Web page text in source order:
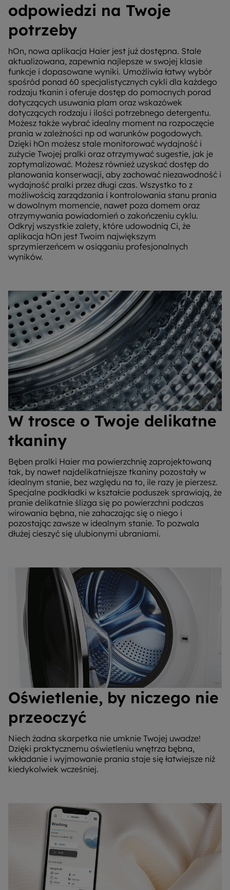
odpowiedzi na Twoje
potrzeby
hOn, nowa aplikacja Haier jest już dostępna. Stale
aktualizowana, zapewnia najlepsze w swojej klasie
funkcje i dopasowane wyniki. Umożliwia łatwy wybór
spośród ponad 60 specjalistycznych cykli dla każdego
rodzaju tkanin i oferuje dostęp do pomocnych porad
dotyczących usuwania plam oraz wskazówek
dotyczących rodzaju i ilości potrzebnego detergentu.
Możesz także wybrać idealny moment na rozpoczęcie
prania w zależności np od warunków pogodowych.
Dzięki hOn możesz stale monitorować wydajność i
zużycie Twojej pralki oraz otrzymywać sugestie, jak je
zoptymalizować. Możesz również uzyskać dostęp do
planowania konserwacji, aby zachować niezawodność i
wydajność pralki przez długi czas. Wszystko to z
możliwością zarządzania i kontrolowania stanu prania
w dowolnym momencie, nawet poza domem oraz
otrzymywania powiadomień o zakończeniu cyklu.
Odkryj wszystkie zalety, które udowodnią Ci, że
aplikacja hOn jest Twoim największym
sprzymierzeńcem w osiąganiu profesjonalnych
wyników.
W trosce o Twoje delikatne
tkaniny
Bęben pralki Haier ma powierzchnię zaprojektowaną
tak, by nawet najdelikatniejsze tkaniny pozostały w
idealnym stanie, bez względu na to, ile razy je pierzesz.
Specjalne podkładki w kształcie poduszek sprawiają, że
pranie delikatnie ślizga się po powierzchni podczas
wirowania bębna, nie zahaczając się o niego i
pozostając zawsze w idealnym stanie. To pozwala
dłużej cieszyć się ulubionymi ubraniami.
Oświetlenie, by niczego nie
przeoczyć
Niech żadna skarpetka nie umknie Twojej uwadze!
Dzięki praktycznemu oświetleniu wnętrza bębna,
wkładanie i wyjmowanie prania staje się łatwiejsze niż
kiedykolwiek wcześniej.